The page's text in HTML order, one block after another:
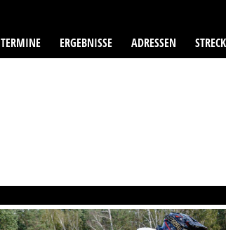
TERMINE ERGEBNISSE ADRESSEN